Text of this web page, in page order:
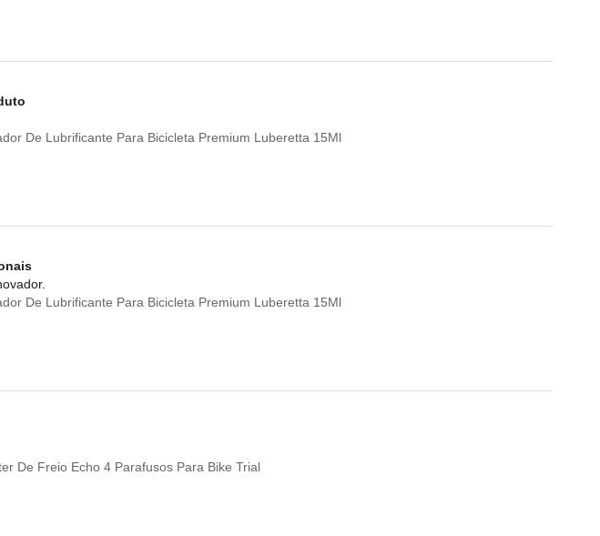
De Lubrificante Para Bicicleta Premium Luberetta 15Ml
De Lubrificante Para Bicicleta Premium Luberetta 15Ml
De Freio Echo 4 Parafusos Para Bike Trial